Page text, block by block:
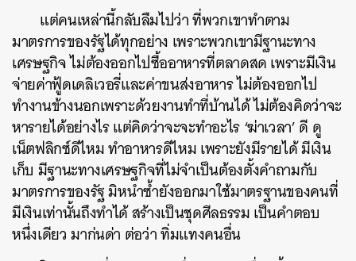
แต่คนเหล่านี้กลับลืมไปว่าที่พวกเขาทำตาม
มาตรการของรัฐได้ทุกอย่าง เพราะพวกเขามีฐานะทาง
เศรษฐกิจไม่ต้องออกไปซื้ออาหารที่ตลาดสดเพราะมีเงิน
จ่ายค่าฟู้ดเดลิเวอรี่และค่าขนส่งอาหารไม่ต้องออกไป
ทำงานข้างนอกเพราะด้วยงานทำที่บ้านได้ไม่ต้องคิดว่าจะ
หารายได้อย่างไรแต่คิดว่าจะจะทำอะไร‘ฆ่าเวลา’ดี ดู
เน็ตฟลิกซ์ดีไหมทำอาหารดีไหมเพราะยังมีรายได้มีเงิน
เก็บ มีฐานะทางเศรษฐกิจที่ไม่จำเป็นต้องตั้งคำถามกับ
มาตรการของรัฐมิหนำซ้ำยังออกมาใช้มาตรฐานของคนที่
มีเงินเท่านั้นถึงทำได้สร้างเป็นชุดศีลธรรมเป็นคำตอบ
หนึ่งเดียวมาก่นด่า ต่อว่าทิ่มแทงคนอื่น